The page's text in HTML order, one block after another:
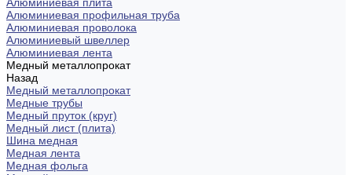
Алюминиевая профильная труба
Алюминиевая проволока
Алюминиевый швеллер
Алюминиевая лента
Медный металлопрокат
Назад
Медный металлопрокат
Медные трубы
Медный пруток (круг)
Медный лист (плита)
Шина медная
Медная лента
Медная фольга